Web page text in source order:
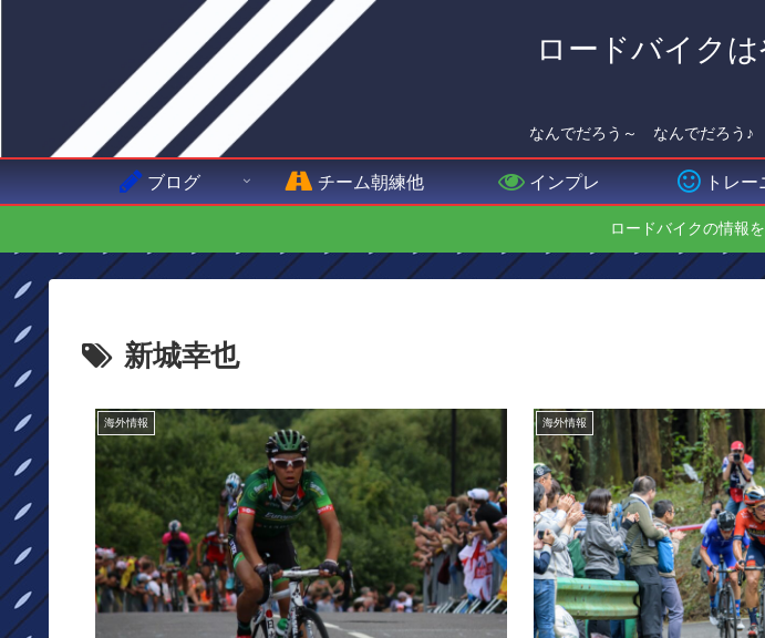
ロードバイク
なんでだろう～ なんでだろう♪
ブログ チーム朝練他 インプレ トレ
ロードバイクの情報
新城幸也
海外情報 海外情報